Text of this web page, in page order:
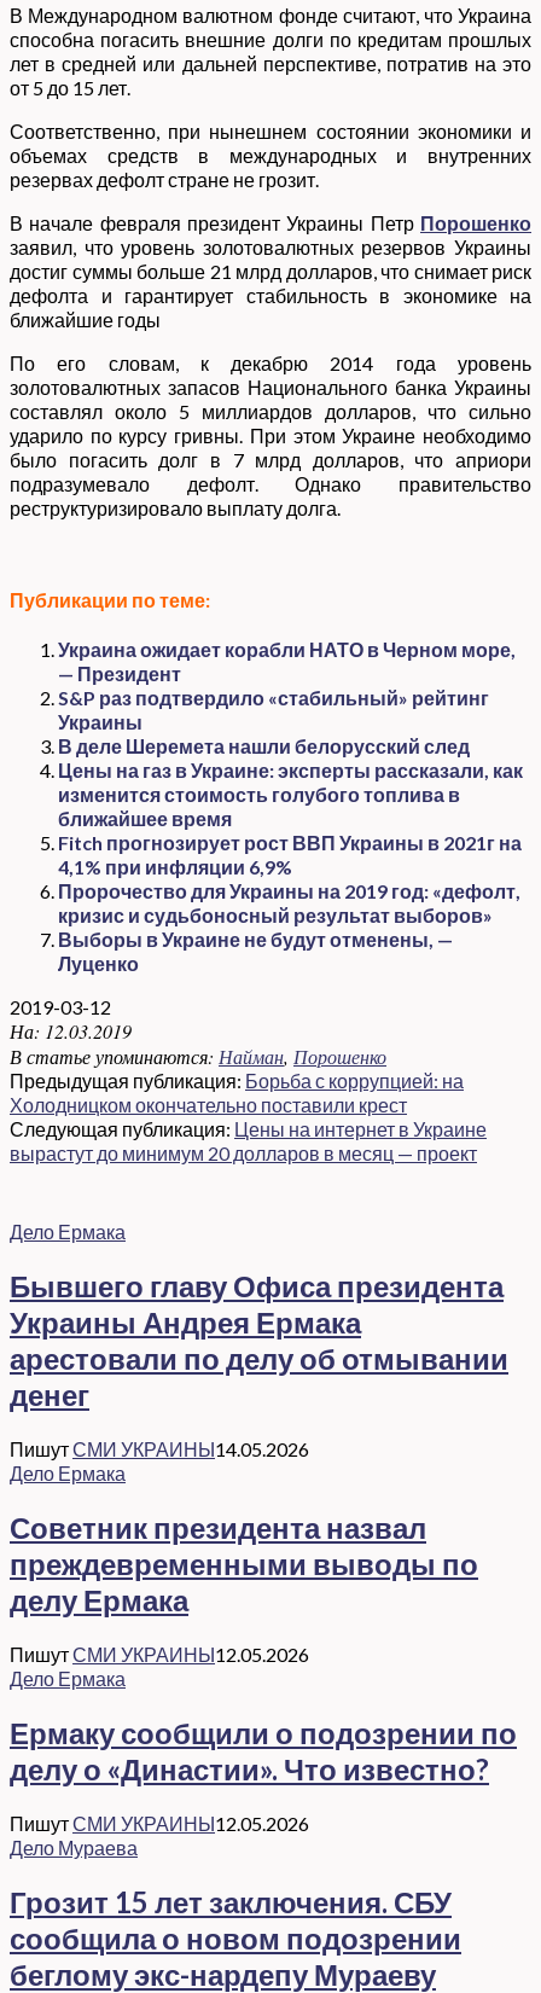
В Международном валютном фонде считают, что Украина
способна погасить внешние долги по кредитам прошлых
лет в средней или дальней перспективе, потратив на это
от 5 до 15 лет.
Соответственно, при нынешнем состоянии экономики и
объемах средств в международных и внутренних
резервах дефолт стране не грозит.
В начале февраля президент Украины Петр Порошенко
заявил, что уровень золотовалютных резервов Украины
достиг суммы больше 21 млрд долларов, что снимает риск
дефолта и гарантирует стабильность в экономике на
ближайшие годы
По его словам, к декабрю 2014 года уровень
золотовалютных запасов Национального банка Украины
составлял около 5 миллиардов долларов, что сильно
ударило по курсу гривны. При этом Украине необходимо
было погасить долг в 7 млрд долларов, что априори
подразумевало дефолт. Однако правительство
реструктуризировало выплату долга.
Публикации по теме:
Украина ожидает корабли НАТО в Черном море,
— Президент
S&P раз подтвердило «стабильный» рейтинг
Украины
В деле Шеремета нашли белорусский след
Цены на газ в Украине: эксперты рассказали, как
изменится стоимость голубого топлива в
ближайшее время
Fitch прогнозирует рост ВВП Украины в 2021г на
4,1% при инфляции 6,9%
Пророчество для Украины на 2019 год: «дефолт,
кризис и судьбоносный результат выборов»
Выборы в Украине не будут отменены, —
Луценко
2019-03-12
На: 12.03.2019
В статье упоминаются: Найман, Порошенко
Предыдущая публикация: Борьба с коррупцией: на
Холодницком окончательно поставили крест
Следующая публикация: Цены на интернет в Украине
вырастут до минимум 20 долларов в месяц — проект
Дело Ермака
Бывшего главу Офиса президента
Украины Андрея Ермака
арестовали по делу об отмывании
денег
ПишутСМИ УКРАИНЫ14.05.2026
Дело Ермака
Советник президента назвал
преждевременными выводы по
делу Ермака
ПишутСМИ УКРАИНЫ12.05.2026
Дело Ермака
Ермаку сообщили о подозрении по
делу о «Династии». Что известно?
ПишутСМИ УКРАИНЫ12.05.2026
Дело Мураева
Грозит 15 лет заключения. СБУ
сообщила о новом подозрении
беглому экс-нардепу Мураеву